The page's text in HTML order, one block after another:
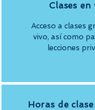
Clases en
Acceso a clases
vivo, así como
lecciones
Horas de